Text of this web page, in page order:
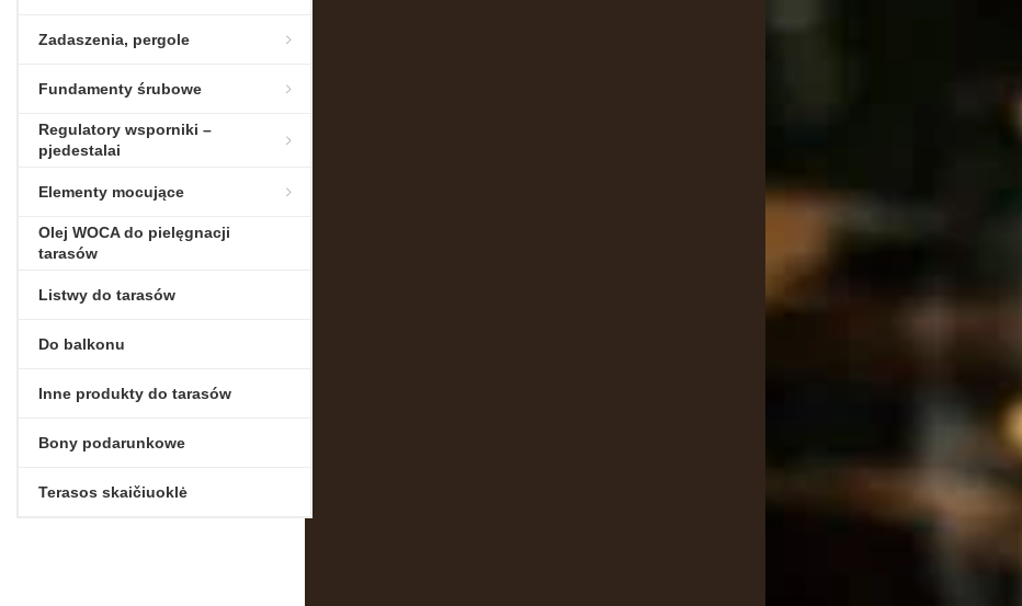
Zadaszenia, pergole
Fundamenty śrubowe
Regulatory wsporniki –
pjedestalai
Elementy mocujące
Olej WOCA do pielęgnacji
tarasów
Listwy do tarasów
Do balkonu
Inne produkty do tarasów
Bony podarunkowe
Terasos skaičiuoklė